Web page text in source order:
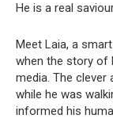
He is a real
Meet Laia, a
when the story of
media. The clever
while he was
informed his